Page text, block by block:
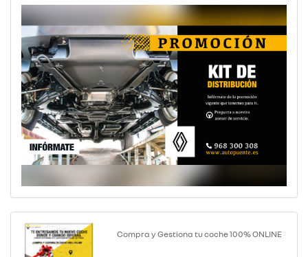
Compra y Gestiona tu coche 100% ONLINE